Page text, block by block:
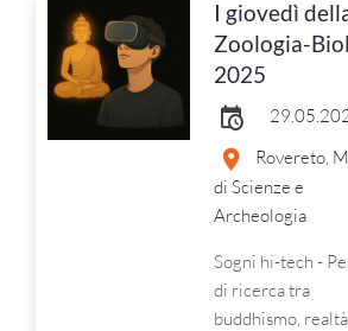
I giovedì
Zoologia-
2025
Rovereto,
di Scienze e
Archeologia
Sogni hi-tech -
di ricerca tra
buddhismo, realtà